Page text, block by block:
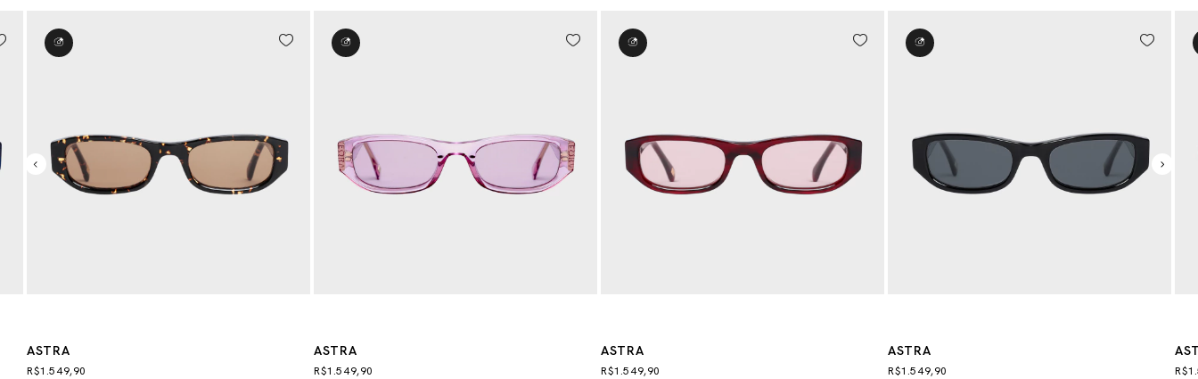
ASTRA
R$1.549,90
ASTRA
R$1.549,90
ASTRA
R$1.549,90
ASTRA
R$1.549,90